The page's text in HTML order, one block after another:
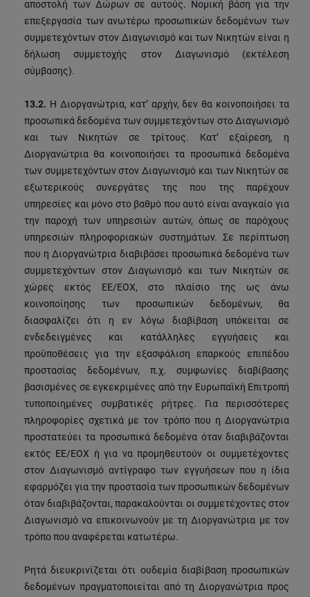
αποστολή των Δώρων σε αυτούς. Νομική βάση για την
επεξεργασία των ανωτέρω προσωπικών δεδομένων των
συμμετεχόντων στον Διαγωνισμό και των Νικητών είναι η
δήλωση συμμετοχής στον Διαγωνισμό (εκτέλεση
σύμβασης).
13.2. Η Διοργανώτρια, κατ’ αρχήν, δεν θα κοινοποιήσει τα
προσωπικά δεδομένα των συμμετεχόντων στο Διαγωνισμό
και των Νικητών σε τρίτους. Κατ’ εξαίρεση, η
Διοργανώτρια θα κοινοποιήσει τα προσωπικά δεδομένα
των συμμετεχόντων στον Διαγωνισμό και των Νικητών σε
εξωτερικούς συνεργάτες της που της παρέχουν
υπηρεσίες και μόνο στο βαθμό που αυτό είναι αναγκαίο για
την παροχή των υπηρεσιών αυτών, όπως σε παρόχους
υπηρεσιών πληροφοριακών συστημάτων. Σε περίπτωση
που η Διοργανώτρια διαβιβάσει προσωπικά δεδομένα των
συμμετεχόντων στον Διαγωνισμό και των Νικητών σε
χώρες εκτός ΕΕ/ΕΟΧ, στο πλαίσιο της ως άνω
κοινοποίησης των προσωπικών δεδομένων, θα
διασφαλίζει ότι η εν λόγω διαβίβαση υπόκειται σε
ενδεδειγμένες και κατάλληλες εγγυήσεις και
προϋποθέσεις για την εξασφάλιση επαρκούς επιπέδου
προστασίας δεδομένων, π.χ. συμφωνίες διαβίβασης
βασισμένες σε εγκεκριμένες από την Ευρωπαϊκή Επιτροπή
τυποποιημένες συμβατικές ρήτρες. Για περισσότερες
πληροφορίες σχετικά με τον τρόπο που η Διοργανώτρια
προστατεύει τα προσωπικά δεδομένα όταν διαβιβάζονται
εκτός ΕΕ/ΕΟΧ ή για να προμηθευτούν οι συμμετέχοντες
στον Διαγωνισμό αντίγραφο των εγγυήσεων που η ίδια
εφαρμόζει για την προστασία των προσωπικών δεδομένων
όταν διαβιβάζονται, παρακαλούνται οι συμμετέχοντες στον
Διαγωνισμό να επικοινωνούν με τη Διοργανώτρια με τον
τρόπο που αναφέρεται κατωτέρω.
Ρητά διευκρινίζεται ότι ουδεμία διαβίβαση προσωπικών
δεδομένων πραγματοποιείται από τη Διοργανώτρια προς